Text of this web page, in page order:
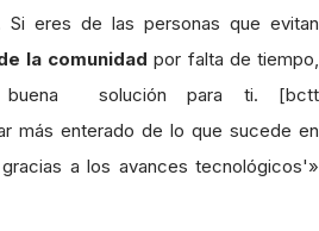
Si eres de las personas que evitan
la comunidad por falta de tiempo,
solución para ti. [bctt
más enterado de lo que sucede en
a los avances tecnológicos'»